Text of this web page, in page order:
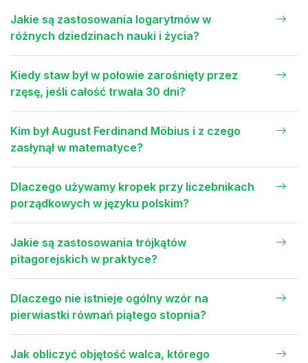
Jakie są zastosowania logarytmów w
różnych dziedzinach nauki i życia?
Kiedy staw był w połowie zarośnięty przez
rzęsę, jeśli całość trwała 30 dni?
Kim był August Ferdinand Möbius i z czego
zasłynął w matematyce?
Dlaczego używamy kropek przy liczebnikach
porządkowych w języku polskim?
Jakie są zastosowania trójkątów
pitagorejskich w praktyce?
Dlaczego nie istnieje ogólny wzór na
pierwiastki równań piątego stopnia?
Jak obliczyć objętość walca, którego